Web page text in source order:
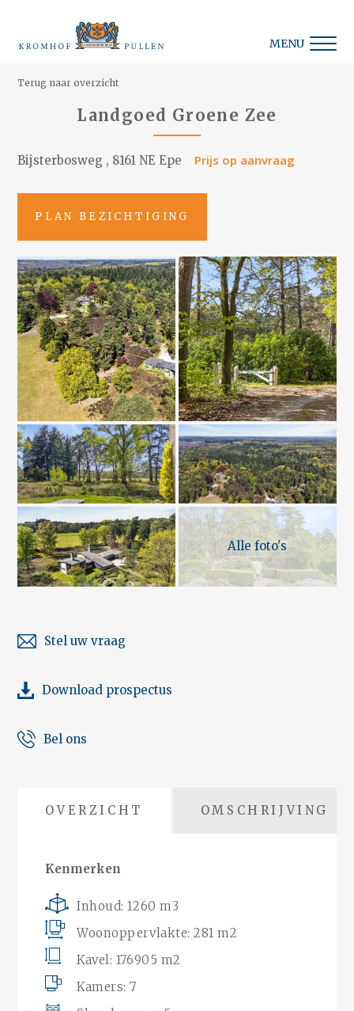
MENU
Terug naar overzicht
Landgoed Groene Zee
Bijsterbosweg , 8161 NE Epe Prijs op aanvraag
PLAN BEZICHTIGING
Alle foto's
Stel uw vraag
Download prospectus
Bel ons
OVERZICHT OMSCHRIJVING
Kenmerken
Inhoud: 1260 m3
Woonoppervlakte: 281 m2
Kavel: 176905 m2
Kamers: 7